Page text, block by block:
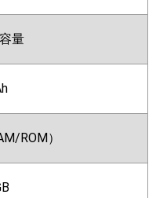
量
ROM）